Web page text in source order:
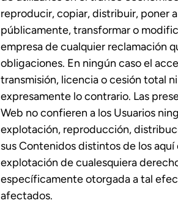
reproducir, copiar, distribuir, poner
públicamente, transformar o
empresa de cualquier reclamación
obligaciones. En ningún caso el
transmisión, licencia o cesión total
expresamente lo contrario. Las
Web no confieren a los Usuarios
explotación, reproducción,
sus Contenidos distintos de los
explotación de cualesquiera
específicamente otorgada a tal
afectados.